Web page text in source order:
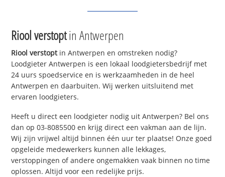
Riool verstoptin Antwerpen
Riool verstoptin Antwerpen en omstreken nodig?
Loodgieter Antwerpen is een lokaal loodgietersbedrijf met
24 uurs spoedservice en is werkzaamheden in de heel
Antwerpen en daarbuiten. Wij werken uitsluitend met
ervaren loodgieters.
Heeft u direct een loodgieter nodig uit Antwerpen? Bel ons
dan op 03-8085500 en krijg direct een vakman aan de lijn.
Wij zijn vrijwel altijd binnen één uur ter plaatse! Onze goed
opgeleide medewerkers kunnen alle lekkages,
verstoppingen of andere ongemakken vaak binnen no time
oplossen. Altijd voor een redelijke prijs.